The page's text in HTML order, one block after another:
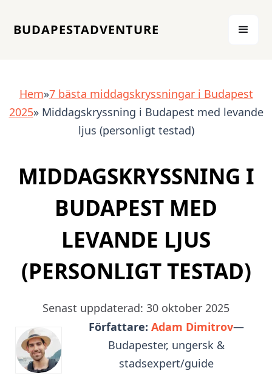
BUDAPESTADVENTURE
Hem»7 bästa middagskryssningar i Budapest
2025» Middagskryssning i Budapest med levande
ljus (personligt testad)
MIDDAGSKRYSSNING I
BUDAPEST MED
LEVANDE LJUS
(PERSONLIGT TESTAD)
Senast uppdaterad: 30 oktober 2025
Författare: Adam Dimitrov—
Budapester, ungersk &
stadsexpert/guide